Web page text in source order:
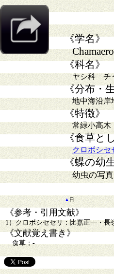
《学名》
《科名》
ヤシ科 チャ
《分布・
地中海沿岸
《特徴》
常緑小高木
《食草と
クロボシセ
《蝶の幼
幼虫の写
▲ 日
《参考・引用文献》
1）クロボシセセリ：比嘉正一・長
《文献覚え書き》
食草；-.